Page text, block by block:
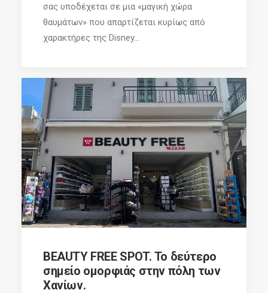
σας υποδέχεται σε μια «μαγική χώρα
θαυμάτων» που απαρτίζεται κυρίως από
χαρακτήρες της Disney...
BEAUTY FREE SPOT. Το δεύτερο
σημείο ομορφιάς στην πόλη των
Χανίων.